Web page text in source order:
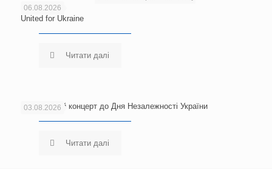
06.08.2026
United for Ukraine
Читати далі
03.08.2026
Благодійний концерт до Дня Незалежності України
Читати далі